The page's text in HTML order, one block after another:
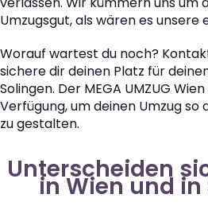
Umzugsgut, als wären es unsere
Worauf wartest du noch?
sichere dir deinen Platz für
Solingen. Der MEGA UMZUG
Verfügung, um deinen Umzug
zu gestalten.
Unterscheiden
in Wien und in